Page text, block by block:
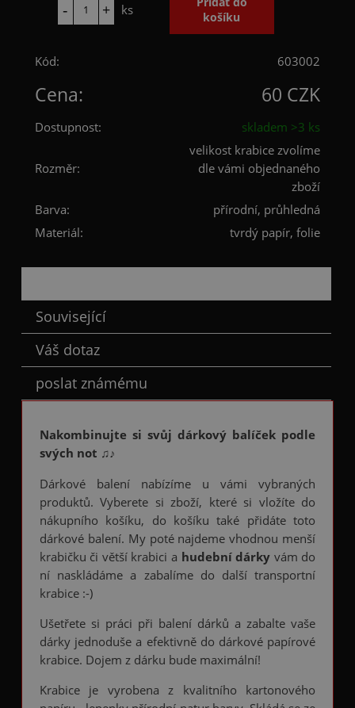
ks
Kód: 603002
Cena: 60 CZK
Dostupnost: skladem >3 ks
Rozměr:
velikost krabice zvolíme
dle vámi objednaného
zboží
Barva:
přírodní, průhledná
Materiál:
tvrdý papír, folie
Související
Váš dotaz
poslat známému
Nakombinujte si svůj dárkový balíček podle
svých not ♫♪
Dárkové balení nabízíme u vámi vybraných
produktů. Vyberete si zboží, které si vložíte do
nákupního košíku, do košíku také přidáte toto
dárkové balení. My poté najdeme vhodnou menší
krabičku či větší krabici a hudební dárky vám do
ní naskládáme a zabalíme do další transportní
krabice :-)
Ušetřete si práci při balení dárků a zabalte vaše
dárky jednoduše a efektivně do dárkové papírové
krabice. Dojem z dárku bude maximální!
Krabice je vyrobena z kvalitního kartonového